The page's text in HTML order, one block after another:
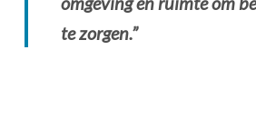
te zorgen.”